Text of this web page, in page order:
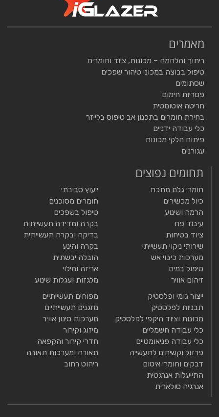
מאמרים
ריתוך והלחמה – מכונות, ציוד וחומרים
טיפול בבוצה במכוני טיהור שפכים
שסתומים
פטריות חימום
חריטה אוטומטית
בחירת חומרים בתכנון אב טיפוס בלייזר
כלי עבודה ידניים
פיתוח חלקי מכונות
עגורנים
תחומים נפוצים
חומרי גלם מתכת
כיול מכשירים
הרמה ושינוע
עיבוד פח
ציוד בטיחות
שירותי ניקוי תעשייתי
מערכות כיבוי אש
טיפול במים
זיהום אוויר
ייעוץ סביבתי
חומרים מסוכנים
טיפול בשפכים
בקרה ומדידה תעשייתית
בדיקה ובקרה תעשייתית
בקרה והינע
הובלה יבשתית
אריזה ומילוי
מלגזות ועגלות שינוע
ייצור גומי ופלסטיק
תבניות לפלסטיק
מכונות וציוד היקפי לפלסטיק
כלי עבודה חשמליים
כלי עבודה פניאומטיים
פרזול וקשיחים לתעשייה
דבקים וחומרי איטום
התייעלות אנרגטית
אנרגיה סולארית
מפוחים תעשייתיים
מזגנים תעשייתיים
מערכות סינון אוויר
מיזוג וקירור
חדרי קירור והקפאה
תאורה ומערכות תאורה
ריהוט רחוב